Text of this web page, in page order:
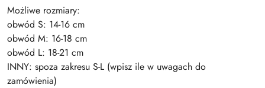
Możliwe rozmiary:
obwód S: 14-16 cm
obwód M: 16-18 cm
obwód L: 18-21 cm
INNY: spoza zakresu S-L (wpisz ile w uwagach do
zamówienia)